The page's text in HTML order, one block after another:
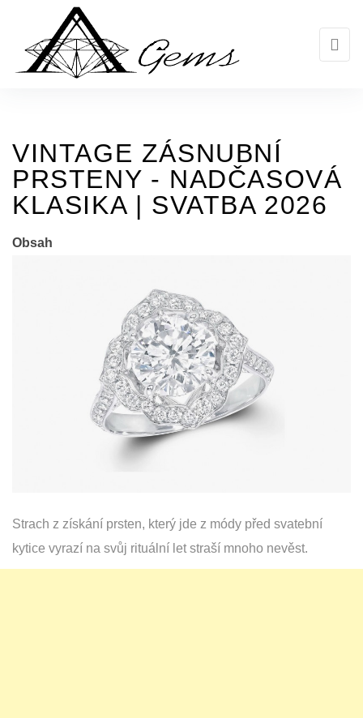
VINTAGE ZÁSNUBNÍ
PRSTENY - NADČASOVÁ
KLASIKA | SVATBA 2026
Obsah
Strach z získání prsten, který jde z módy před svatební
kytice vyrazí na svůj rituální let straší mnoho nevěst.